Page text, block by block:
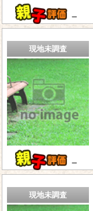
－
現地未調査
－
現地未調査